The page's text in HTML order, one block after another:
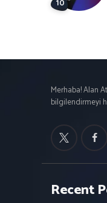
Merhaba! Alan
bilgilendirmeyi
Recent